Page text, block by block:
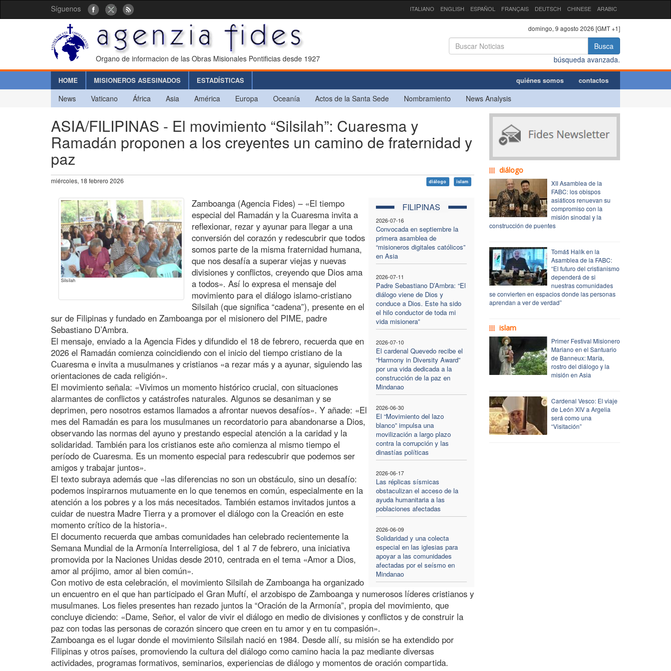
Síguenos ITALIANO ENGLISH ESPAÑOL FRANÇAIS DEUTSCH CHINESE ARABIC
Organo de informacion de las Obras Misionales Pontificias desde 1927
domingo, 9 agosto 2026 [GMT +1]
Busca
búsqueda avanzada.
HOME MISIONEROS ASESINADOS ESTADÍSTICAS quiénes somos contactos
News Vaticano África Asia América Europa Oceanía Actos de la Santa Sede Nombramiento News Analysis
ASIA/FILIPINAS - El movimiento “Silsilah”: Cuaresma y
Ramadán proponen a los creyentes un camino de fraternidad y
paz
miércoles, 18 febrero 2026 diálogo islam
Silsilah
FILIPINAS
2026-07-16
Convocada en septiembre la
primera asamblea de
“misioneros digitales católicos”
en Asia
2026-07-11
Padre Sebastiano D’Ambra: “El
diálogo viene de Dios y
conduce a Dios. Este ha sido
el hilo conductor de toda mi
vida misionera”
2026-07-10
El cardenal Quevedo recibe el
“Harmony in Diversity Award”
por una vida dedicada a la
construcción de la paz en
Mindanao
2026-06-30
El “Movimiento del lazo
blanco” impulsa una
movilización a largo plazo
contra la corrupción y las
dinastías políticas
2026-06-17
Las réplicas sísmicas
obstaculizan el acceso de la
ayuda humanitaria a las
poblaciones afectadas
2026-06-09
Solidaridad y una colecta
especial en las iglesias para
apoyar a las comunidades
afectadas por el seísmo en
Mindanao
Zamboanga (Agencia Fides) – «El tiempo
especial del Ramadán y la Cuaresma invita a
reflexionar, rezar y ayunar para llegar a una
conversión del corazón y redescubrir que todos
somos parte de la misma fraternidad humana,
que nos desafía a superar viejas y nuevas
divisiones y conflictos, creyendo que Dios ama
a todos». Así lo expresa el mensaje del
movimiento para el diálogo islamo-cristiano
Silsilah (que significa “cadena”), presente en el
sur de Filipinas y fundado en Zamboanga por el misionero del PIME, padre
Sebastiano D’Ambra.
El mensaje, enviado a la Agencia Fides y difundido el 18 de febrero, recuerda que en
2026 el Ramadán comienza coincidiendo con el inicio del tiempo cristiano de la
Cuaresma e invita a musulmanes y cristianos «a rezar más y a ayunar, siguiendo las
orientaciones de cada religión».
El movimiento señala: «Vivimos un momento histórico crucial, con situaciones
alarmantes de conflictos y catástrofes naturales. Algunos se desaniman y se
deprimen, pero nosotros estamos llamados a afrontar nuevos desafíos». Y añade: «El
mes del Ramadán es para los musulmanes un recordatorio para abandonarse a Dios,
observando las normas del ayuno y prestando especial atención a la caridad y la
solidaridad. También para los cristianos este año comienza al mismo tiempo el
período de Cuaresma. Es un momento especial para redescubrir que podemos ser
amigos y trabajar juntos».
El texto subraya además que «las diferencias no son un obstáculo, sino un desafío:
podemos inspirarnos mutuamente en lo que tenemos en común, especialmente en la
atención a los pobres y a los más necesitados. También estamos invitados juntos a
cuidar de nuestra Madre Tierra y a promover el diálogo con la Creación en este
momento crítico de la historia».
El documento recuerda que ambas comunidades han celebrado recientemente la
Semana Mundial de la Armonía Interreligiosa, del 1 al 7 de febrero, una iniciativa
promovida por la Naciones Unidas desde 2010, centrada en el tema «Amor a Dios,
amor al prójimo, amor al bien común».
Con motivo de esta celebración, el movimiento Silsilah de Zamboanga ha organizado
un encuentro en el que han participado el Gran Muftí, el arzobispo de Zamboanga y numerosos líderes cristianos y
musulmanes. Los fieles presentes han rezado juntos la “Oración de la Armonía”, propia del movimiento, que
concluye diciendo: «Dame, Señor, el valor de vivir el diálogo en medio de divisiones y conflictos y de construir la
paz con todas las personas de corazón sincero que creen en tu amor y en tu compasión».
Zamboanga es el lugar donde el movimiento Silsilah nació en 1984. Desde allí, su misión se ha extendido por
Filipinas y otros países, promoviendo la cultura del diálogo como camino hacia la paz mediante diversas
actividades, programas formativos, seminarios, experiencias de diálogo y momentos de oración compartida.
diálogo
XII Asamblea de la
FABC: los obispos
asiáticos renuevan su
compromiso con la
misión sinodal y la
construcción de puentes
Tomáš Halík en la
Asamblea de la FABC:
“El futuro del cristianismo
dependerá de si
nuestras comunidades
se convierten en espacios donde las personas
aprendan a ver de verdad”
islam
Primer Festival Misionero
Mariano en el Santuario
de Banneux: María,
rostro del diálogo y la
misión en Asia
Cardenal Vesco: El viaje
de León XIV a Argelia
será como una
“Visitación”